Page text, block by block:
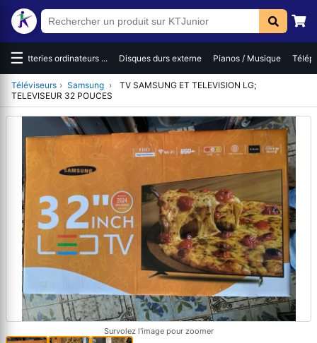
☰Batteries ordinateurs ... Disques durs externe Pianos / Musique
Téléviseurs › Samsung ›
TV SAMSUNG ET TELEVISION LG;
TELEVISEUR 32 POUCES
Survolez l'image pour zoomer